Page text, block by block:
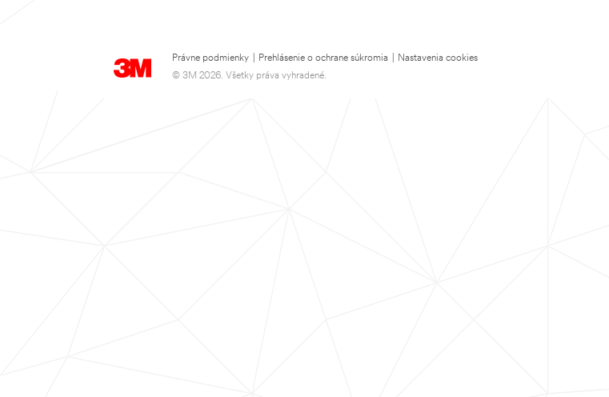
Právne podmienky Prehlásenie o ochrane súkromia
Nastavenia cookies
© 3M 2026. Všetky práva vyhradené.